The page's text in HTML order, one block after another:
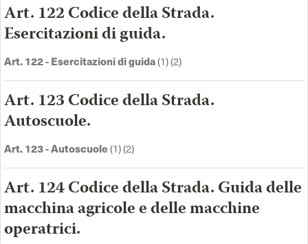
Art. 122 Codice della Strada.
Esercitazioni di guida.
Art. 122 - Esercitazioni di guida(1) (2)
Art. 123 Codice della Strada.
Autoscuole.
Art. 123 - Autoscuole(1) (2)
Art. 124 Codice della Strada. Guida delle
macchina agricole e delle macchine
operatrici.